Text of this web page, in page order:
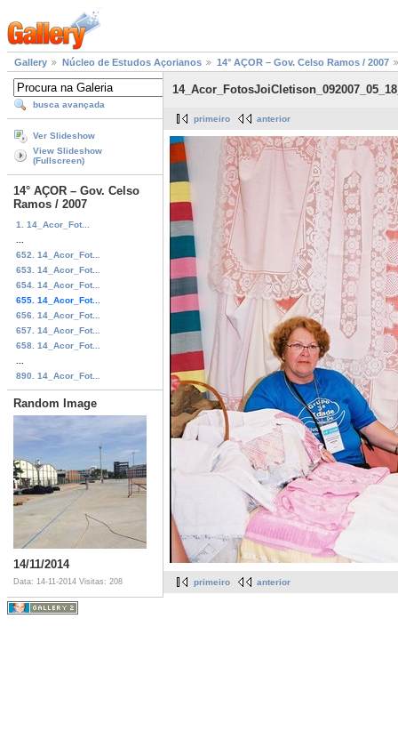
Gallery Núcleo de Estudos Açorianos 14° AÇOR – Gov. Celso Ramos / 2007
busca avançada
Ver Slideshow
View Slideshow
(Fullscreen)
14° AÇOR – Gov. Celso
Ramos / 2007
1. 14_Acor_Fot...
652. 14_Acor_Fot...
653. 14_Acor_Fot...
654. 14_Acor_Fot...
655. 14_Acor_Fot...
656. 14_Acor_Fot...
657. 14_Acor_Fot...
658. 14_Acor_Fot...
890. 14_Acor_Fot...
Random Image
14/11/2014
Data: 14-11-2014 Visitas: 208
primeiro anterior
primeiro anterior